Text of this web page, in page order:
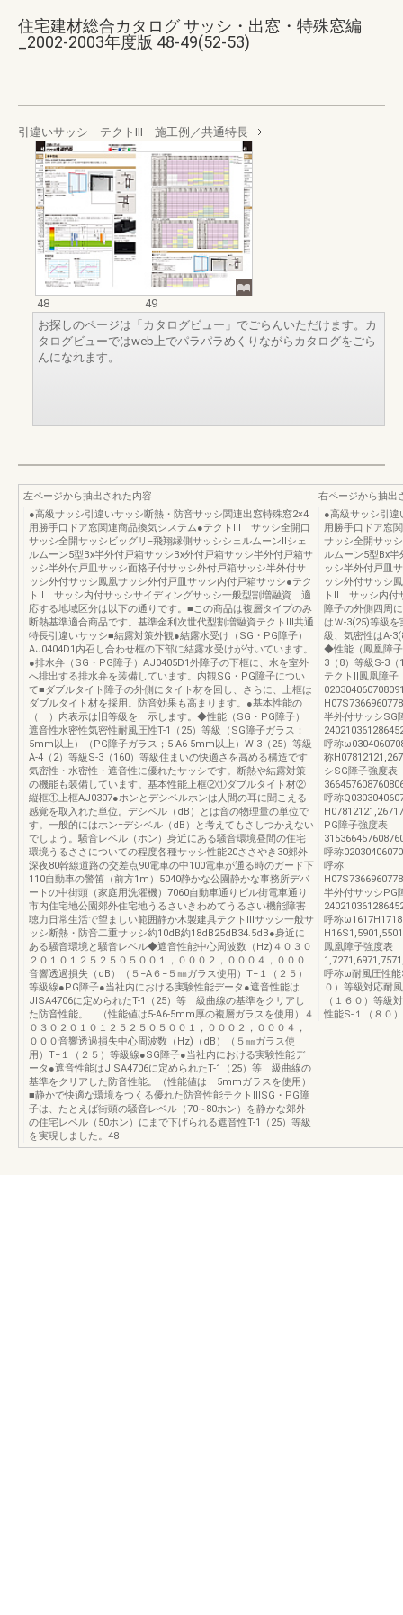
住宅建材総合カタログ サッシ・出窓・特殊窓編
_2002-2003年度版 48-49(52-53)
引違いサッシ テクトⅢ 施工例／共通特長
48
49
お探しのページは「カタログビュー」でごらんいただけます。カ
タログビューではweb上でパラパラめくりながらカタログをごら
んになれます。
左ページから抽出された内容
●高級サッシ引違いサッシ断熱・防音サッシ関連出窓特殊窓2×4
用勝手口ドア窓関連商品換気システム●テクトⅢ サッシ全開口
サッシ全開サッシビッグリ−飛翔縁側サッシシェルムーンⅡシェ
ルムーン5型Bx半外付戸箱サッシBx外付戸箱サッシ半外付戸箱サ
ッシ半外付戸皿サッシ面格子付サッシ外付戸箱サッシ半外付サ
ッシ外付サッシ鳳凰サッシ外付戸皿サッシ内付戸箱サッシ●テク
トⅡ サッシ内付サッシサイディングサッシ一般型割増融資 適
応する地域区分は以下の通りです。■この商品は複層タイプのみ
断熱基準適合商品です。基準金利次世代型割増融資テクトⅢ共通
特長引違いサッシ■結露対策外観●結露水受け（SG・PG障子）
AJ0404D1内召し合わせ框の下部に結露水受けが付いています。
●排水弁（SG・PG障子）AJ0405D1外障子の下框に、水を室外
へ排出する排水弁を装備しています。内観SG・PG障子につい
て■ダブルタイト障子の外側にタイト材を回し、さらに、上框は
ダブルタイト材を採用。防音効果も高まります。●基本性能の
（ ）内表示は旧等級を 示します。◆性能（SG・PG障子）
遮音性水密性気密性耐風圧性T-1（25）等級（SG障子ガラス：
5mm以上）（PG障子ガラス；5-A6-5mm以上）W-3（25）等級
A-4（2）等級S-3（160）等級住まいの快適さを高める構造です
気密性・水密性・遮音性に優れたサッシです。断熱や結露対策
の機能も装備しています。基本性能上框②①ダブルタイト材②
縦框①上框AJ0307●ホンとデシベルホンは人間の耳に聞こえる
感覚を取入れた単位。デシベル（dB）とは音の物理量の単位で
す。一般的にはホン=デシベル（dB）と考えてもさしつかえない
でしょう。騒音レベル（ホン）身近にある騒音環境昼間の住宅
環境うるささについての程度各種サッシ性能20ささやき30郊外
深夜80幹線道路の交差点90電車の中100電車が通る時のガード下
110自動車の警笛（前方1m）5040静かな公園静かな事務所デパ
ートの中街頭（家庭用洗濯機）7060自動車通りビル街電車通り
市内住宅地公園郊外住宅地うるさいきわめてうるさい機能障害
聴力日常生活で望ましい範囲静か木製建具テクトⅢサッシ一般サ
ッシ断熱・防音二重サッシ約10dB約18dB25dB34.5dB●身近に
ある騒音環境と騒音レベル◆遮音性能中心周波数（Hz)４０３０
２０１０１２５２５０５００１，０００２，０００４，０００
音響透過損失（dB）（５−A６−５㎜ガラス使用）T−１（２５）
等級線●PG障子●当社内における実験性能データ●遮音性能は
JISA4706に定められたT-1（25）等 級曲線の基準をクリアし
た防音性能。 （性能値は5-A6-5mm厚の複層ガラスを使用）４
０３０２０１０１２５２５０５００１，０００２，０００４，
０００音響透過損失中心周波数（Hz)（dB）（５㎜ガラス使
用）T−１（２５）等級線●SG障子●当社内における実験性能デ
ータ●遮音性能はJISA4706に定められたT-1（25）等 級曲線の
基準をクリアした防音性能。（性能値は 5mmガラスを使用）
■静かで快適な環境をつくる優れた防音性能テクトⅢSG・PG障
子は、たとえば街頭の騒音レベル（70∼80ホン）を静かな郊外
の住宅レベル（50ホン）にまで下げられる遮音性T-1（25）等級
を実現しました。48
右ページから抽出
●高級サッシ引違
用勝手口ドア窓
サッシ全開サッ
ルムーン5型Bx
ッシ半外付戸皿
ッシ外付サッシ
トⅡ サッシ内付
障子の外側四周
はＷ-3(25)等級
級、気密性はA-
◆性能（鳳凰障子
3（8）等級S-3
テクトⅡ鳳凰障子
半外付サッシSG
呼称
称
シSG障子強度表
呼称
PG障子強度表
呼称
呼称
半外付サッシPG
呼称
鳳凰障子強度表
呼称ω耐風圧性能
０）等級対応耐
（１６０）等級
性能S-１（８０